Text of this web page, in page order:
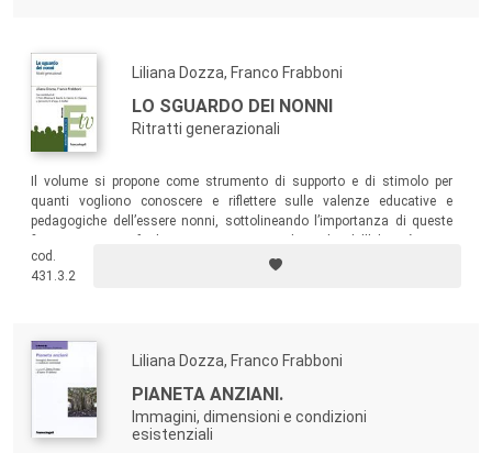
Liliana Dozza, Franco Frabboni
LO SGUARDO DEI NONNI
Ritratti generazionali
Il volume si propone come strumento di supporto e di stimolo per
quanti vogliono conoscere e riflettere sulle valenze educative e
pedagogiche dell’essere nonni, sottolineando l’importanza di queste
cod.
431.3.2
Liliana Dozza, Franco Frabboni
PIANETA ANZIANI.
Immagini, dimensioni e condizioni
esistenziali